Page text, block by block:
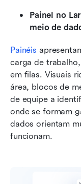
Painel no
meio de
Painéis
carga de
em filas. Visuais
área, blocos de
de equipe a
onde se formam
dados orientam
funcionam.